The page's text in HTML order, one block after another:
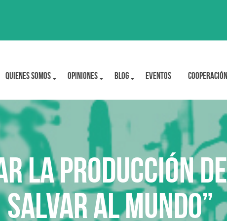
Quienes Somos OPINIONES BLOG Eventos Cooperación
la producción
salvar al mundo”